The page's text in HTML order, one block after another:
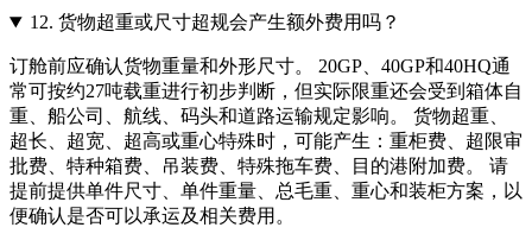
12. 货物超重或尺寸超规会产生额外费用吗？
订舱前应确认货物重量和外形尺寸。 20GP、40GP和40HQ通
常可按约27吨载重进行初步判断，但实际限重还会受到箱体自
重、船公司、航线、码头和道路运输规定影响。 货物超重、
超长、超宽、超高或重心特殊时，可能产生：重柜费、超限审
批费、特种箱费、吊装费、特殊拖车费、目的港附加费。 请
提前提供单件尺寸、单件重量、总毛重、重心和装柜方案，以
便确认是否可以承运及相关费用。